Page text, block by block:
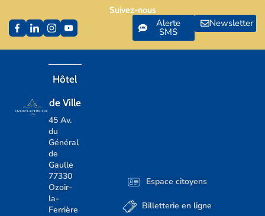
Hôtel
de Ville
45 Av.
du
Général
de
Gaulle
77330
Ozoir-
la-
Ferrière
Espace citoyens
Billetterie en ligne
Suivez-nous
Alerte
SMS
Newsletter